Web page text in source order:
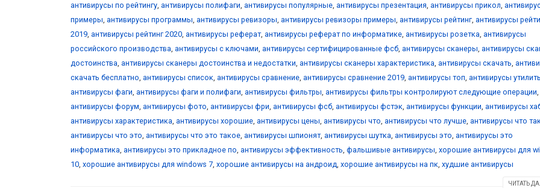
антивирусы по рейтингу, антивирусы полифаги, антивирусы популярные, антивирусы презентация, антивирусы прикол,
примеры, антивирусы программы, антивирусы ревизоры, антивирусы ревизоры примеры, антивирусы рейтинг, антивирусы
2019, антивирусы рейтинг 2020, антивирусы реферат, антивирусы реферат по информатике, антивирусы розетка, антивирусы
российского производства, антивирусы с ключами, антивирусы сертифицированные фсб, антивирусы сканеры, антивирусы
достоинства, антивирусы сканеры достоинства и недостатки, антивирусы сканеры характеристика, антивирусы скачать,
скачать бесплатно, антивирусы список, антивирусы сравнение, антивирусы сравнение 2019, антивирусы топ, антивирусы
антивирусы фаги, антивирусы фаги и полифаги, антивирусы фильтры, антивирусы фильтры контролируют следующие операции,
антивирусы форум, антивирусы фото, антивирусы фри, антивирусы фсб, антивирусы фстэк, антивирусы функции, антивирусы
антивирусы характеристика, антивирусы хорошие, антивирусы цены, антивирусы что, антивирусы что лучше, антивирусы что
антивирусы что это, антивирусы что это такое, антивирусы шпионят, антивирусы шутка, антивирусы это, антивирусы это
информатика, антивирусы это прикладное по, антивирусы эффективность, фальшивые антивирусы, хорошие антивирусы для
10, хорошие антивирусы для windows 7, хорошие антивирусы на андроид, хорошие антивирусы на пк, худшие антивирусы
ЧИТАТЬ